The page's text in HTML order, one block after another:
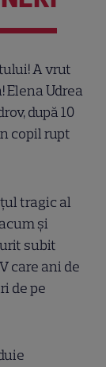
A vrut
Elena Udrea
după 10
copil rupt
tragic al
și
subit
care ani de
de pe